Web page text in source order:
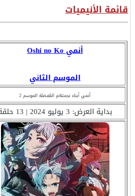
قائمة الأنيميات
أنمي Oshi no Ko
الموسم الثاني
أنمي أبناء نجمتهم المُفضلة الموسم 2
بداية العرض: 3 يوليو 2024 | 13 حلقة